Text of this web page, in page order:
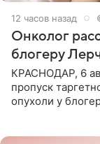
12 часов назад
Онколог
блогеру
КРАСНОДАР, 6
пропуск
опухоли у